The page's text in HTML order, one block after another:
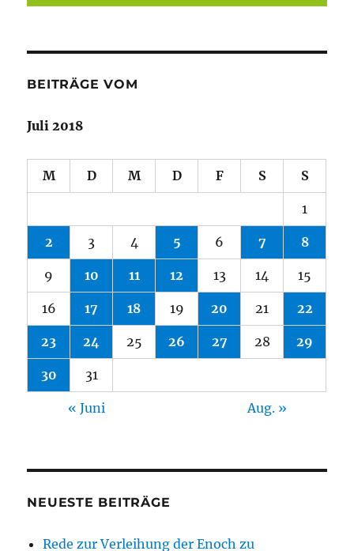
BEITRÄGE VOM
Juli 2018
M D M D F S S
1
2 3 4 5 6 7 8
9 10 11 12 13 14 15
16 17 18 19 20 21 22
23 24 25 26 27 28 29
30 31
« Juni Aug. »
NEUESTE BEITRÄGE
Rede zur Verleihung der Enoch zu